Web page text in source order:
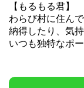
【もるもる君】
わらび村に住んで
納得したり、気
いつも独特なポ